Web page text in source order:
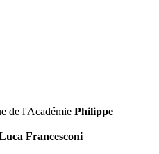
de l'Académie Philippe
Francesconi